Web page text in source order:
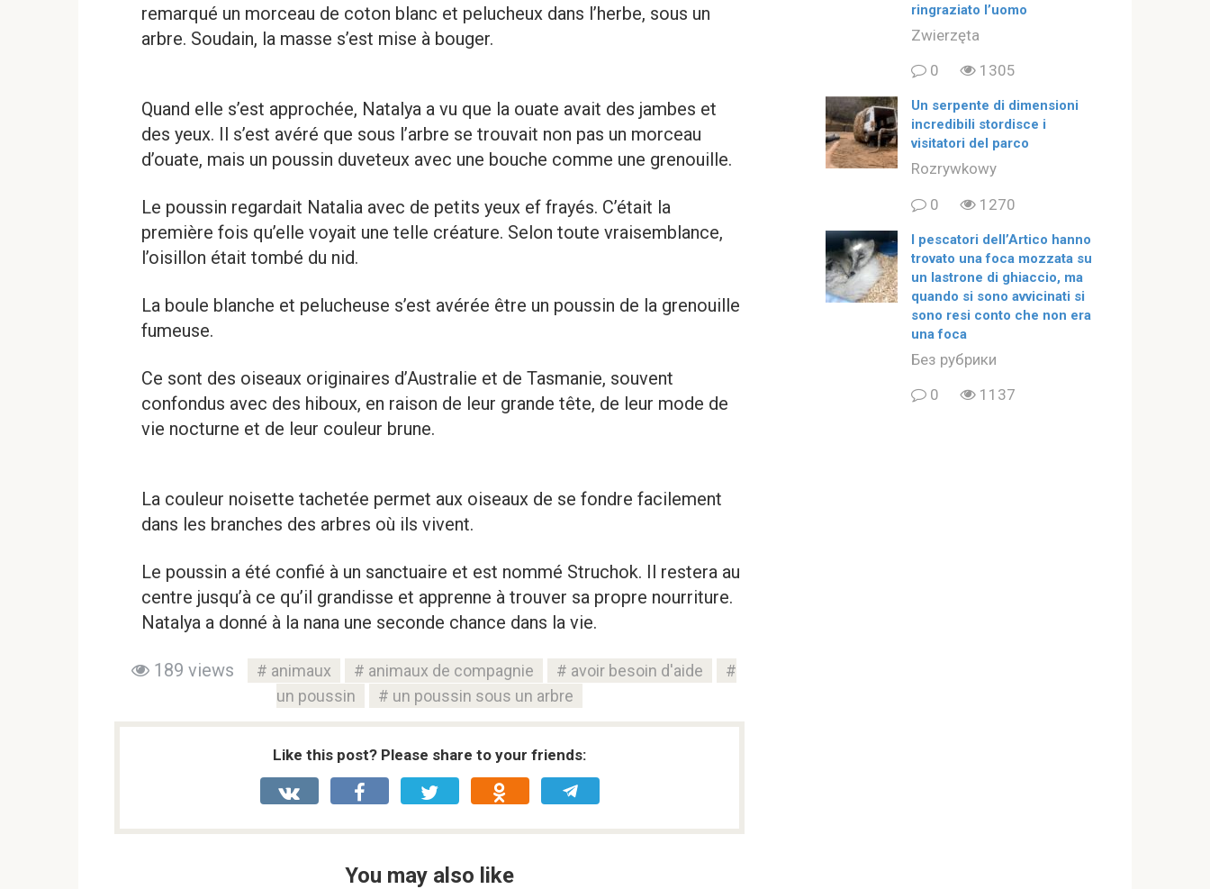
remarqué un morceau de coton blanc et pelucheux dans l’herbe, sous un
arbre. Soudain, la masse s’est mise à bouger.
Quand elle s’est approchée, Natalya a vu que la ouate avait des jambes et
des yeux. Il s’est avéré que sous l’arbre se trouvait non pas un morceau
d’ouate, mais un poussin duveteux avec une bouche comme une grenouille.
Le poussin regardait Natalia avec de petits yeux ef frayés. C’était la
première fois qu’elle voyait une telle créature. Selon toute vraisemblance,
l’oisillon était tombé du nid.
La boule blanche et pelucheuse s’est avérée être un poussin de la grenouille
fumeuse.
Ce sont des oiseaux originaires d’Australie et de Tasmanie, souvent
confondus avec des hiboux, en raison de leur grande tête, de leur mode de
vie nocturne et de leur couleur brune.
La couleur noisette tachetée permet aux oiseaux de se fondre facilement
dans les branches des arbres où ils vivent.
Le poussin a été confié à un sanctuaire et est nommé Struchok. Il restera au
centre jusqu’à ce qu’il grandisse et apprenne à trouver sa propre nourriture.
Natalya a donné à la nana une seconde chance dans la vie.
189 views animaux animaux de compagnie
avoir besoin d'aide
un poussin
un poussin sous un arbre
Like this post? Please share to your friends:
You may also like
ringraziato l’uomo
Zwierzęta
0
1305
Un serpente di dimensioni
incredibili stordisce i
visitatori del parco
Rozrywkowy
0
1270
I pescatori dell’Artico hanno
trovato una foca mozzata su
un lastrone di ghiaccio, ma
quando si sono avvicinati si
sono resi conto che non era
una foca
Без рубрики
0
1137